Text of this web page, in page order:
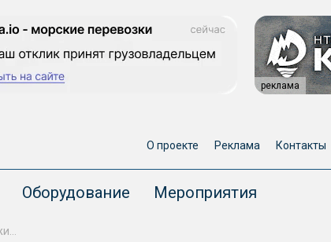
реклама
О проекте Реклама Контакты
Оборудование Мероприятия